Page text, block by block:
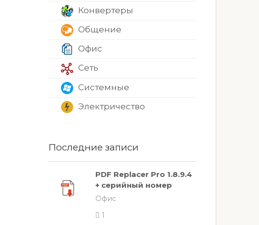
Конвертеры
Общение
Офис
Сеть
Системные
Электричество
Последние записи
PDF Replacer Pro 1.8.9.4
+ серийный номер
Офис
1